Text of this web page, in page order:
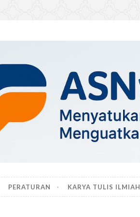
PERATURAN KARYA TULIS ILMIAH